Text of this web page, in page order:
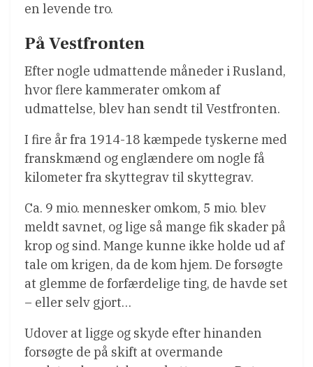
en levende tro.
På Vestfronten
Efter nogle udmattende måneder i Rusland,
hvor flere kammerater omkom af
udmattelse, blev han sendt til Vestfronten.
I fire år fra 1914-18 kæmpede tyskerne med
franskmænd og englændere om nogle få
kilometer fra skyttegrav til skyttegrav.
Ca. 9 mio. mennesker omkom, 5 mio. blev
meldt savnet, og lige så mange fik skader på
krop og sind. Mange kunne ikke holde ud af
tale om krigen, da de kom hjem. De forsøgte
at glemme de forfærdelige ting, de havde set
– eller selv gjort…
Udover at ligge og skyde efter hinanden
forsøgte de på skift at overmande